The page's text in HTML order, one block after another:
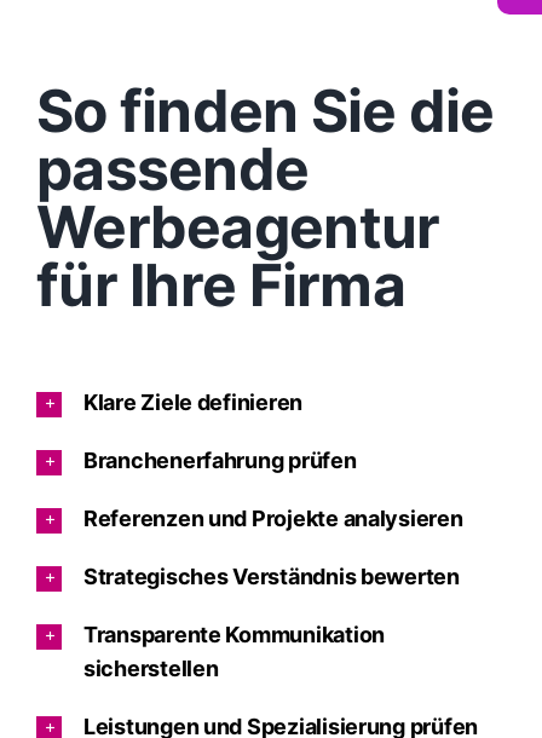
So finden Sie die
passende
Werbeagentur
für Ihre Firma
Klare Ziele definieren
Branchenerfahrung prüfen
Referenzen und Projekte analysieren
Strategisches Verständnis bewerten
Transparente Kommunikation
sicherstellen
Leistungen und Spezialisierung prüfen